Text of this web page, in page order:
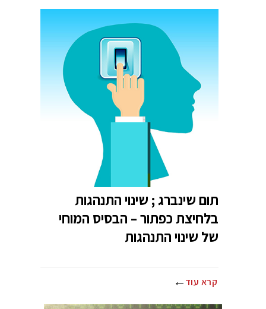
תום שינברג ; שינוי התנהגות
בלחיצת כפתור – הבסיס המוחי
של שינוי התנהגות
קרא עוד